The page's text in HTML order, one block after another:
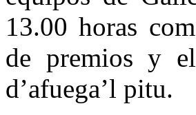
13.00 horas
de premios y
d’afuega’l pitu.